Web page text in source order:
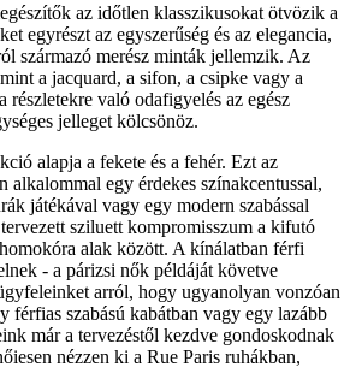
az időtlen klasszikusokat ötvözik a
egyrészt az egyszerűség és az elegancia,
származó merész minták jellemzik. Az
a jacquard, a sifon, a csipke vagy a
részletekre való odafigyelés az egész
jelleget kölcsönöz.
alapja a fekete és a fehér. Ezt az
alkalommal egy érdekes színakcentussal,
játékával vagy egy modern szabással
sziluett kompromisszum a kifutó
alak között. A kínálatban férfi
- a párizsi nők példáját követve
arról, hogy ugyanolyan vonzóan
férfias szabású kabátban vagy egy lazább
már a tervezéstől kezdve gondoskodnak
nézzen ki a Rue Paris ruhákban,